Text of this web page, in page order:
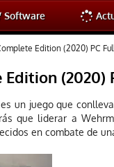
Software
Edition (2020) PC
(2020)
es un juego que
que liderar a
en combate de